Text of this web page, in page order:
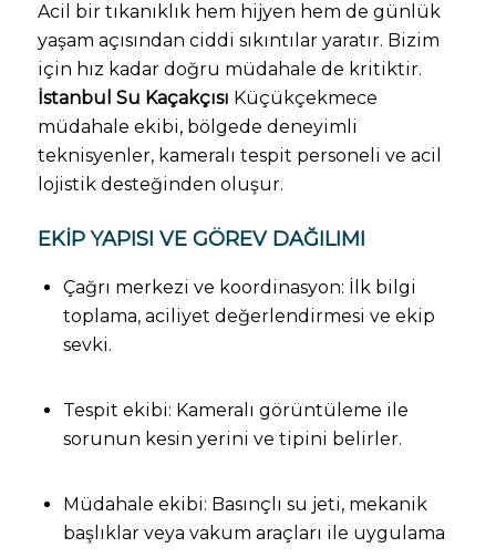
Acil bir tıkanıklık hem hijyen hem de günlük
yaşam açısından ciddi sıkıntılar yaratır. Bizim
için hız kadar doğru müdahale de kritiktir.
İstanbul Su Kaçakçısı Küçükçekmece
müdahale ekibi, bölgede deneyimli
teknisyenler, kameralı tespit personeli ve acil
lojistik desteğinden oluşur.
EKIP YAPISI VE GÖREV DAĞILIMI
Çağrı merkezi ve koordinasyon: İlk bilgi
toplama, aciliyet değerlendirmesi ve ekip
sevki.
Tespit ekibi: Kameralı görüntüleme ile
sorunun kesin yerini ve tipini belirler.
Müdahale ekibi: Basınçlı su jeti, mekanik
başlıklar veya vakum araçları ile uygulama